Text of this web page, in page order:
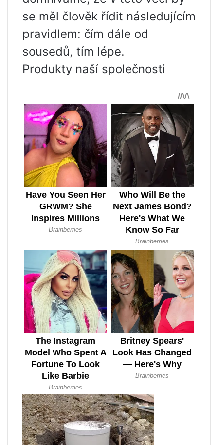
se měl člověk řídit následujícím
pravidlem: čím dále od
sousedů, tím lépe.
Produkty naší společnosti